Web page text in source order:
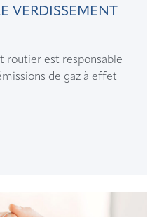
VERDISSEMENT
routier est responsable
de gaz à effet